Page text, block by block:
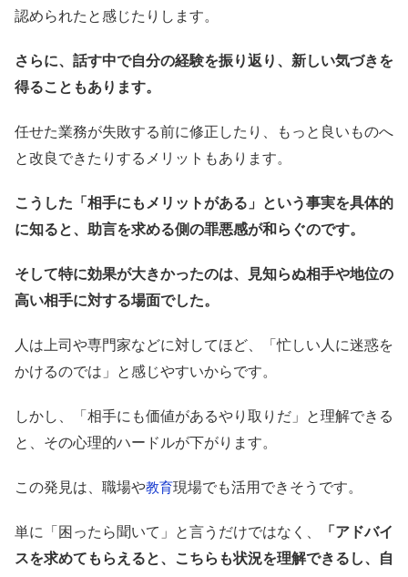
認められたと感じたりします。
さらに、話す中で自分の経験を振り返り、新しい気づきを
得ることもあります。
任せた業務が失敗する前に修正したり、もっと良いものへ
と改良できたりするメリットもあります。
こうした「相手にもメリットがある」という事実を具体的
に知ると、助言を求める側の罪悪感が和らぐのです。
そして特に効果が大きかったのは、見知らぬ相手や地位の
高い相手に対する場面でした。
人は上司や専門家などに対してほど、「忙しい人に迷惑を
かけるのでは」と感じやすいからです。
しかし、「相手にも価値があるやり取りだ」と理解できる
と、その心理的ハードルが下がります。
この発見は、職場や教育現場でも活用できそうです。
単に「困ったら聞いて」と言うだけではなく、
「アドバイ
スを求めてもらえると、こちらも状況を理解できるし、自